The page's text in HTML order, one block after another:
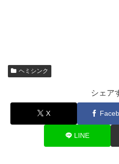
ヘミシンク
シェア
X
LINE